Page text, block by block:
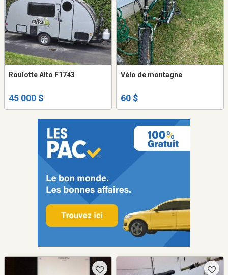
Roulotte Alto F1743
45 000 $
Vélo de montagne
60 $